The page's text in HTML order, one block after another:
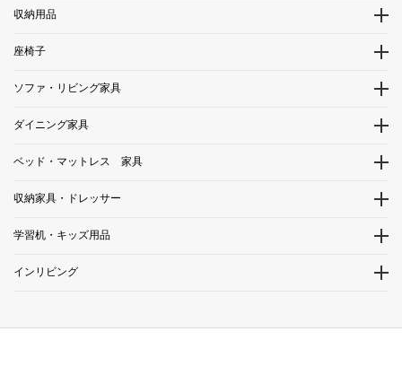
収納用品
座椅子
ソファ・リビング家具
ダイニング家具
ベッド・マットレス 家具
収納家具・ドレッサー
学習机・キッズ用品
インリビング